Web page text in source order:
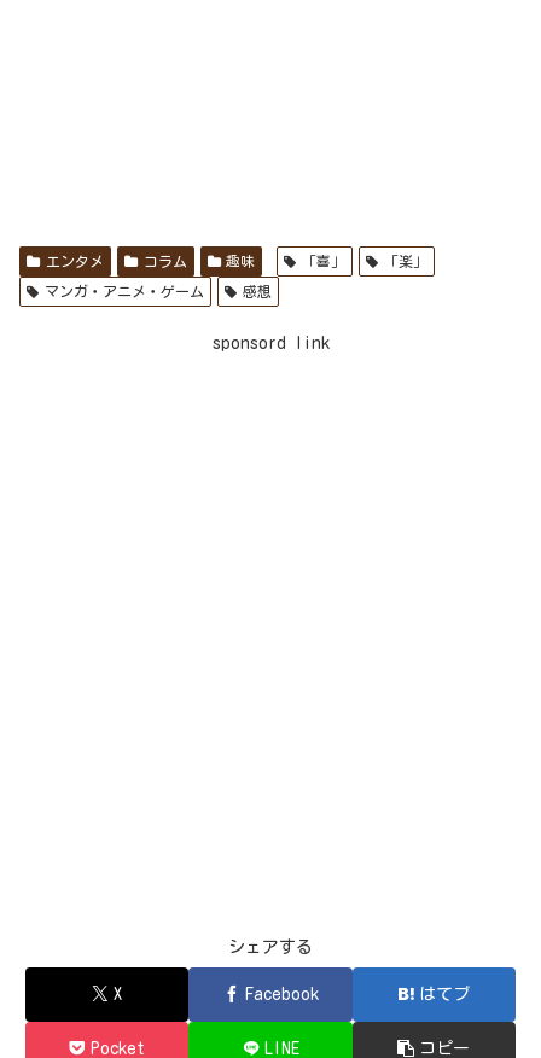
エンタメ コラム 趣味 「喜」 「楽」
マンガ・アニメ・ゲーム 感想
sponsord link
シェアする
X Facebook はてブ
Pocket LINE コピー